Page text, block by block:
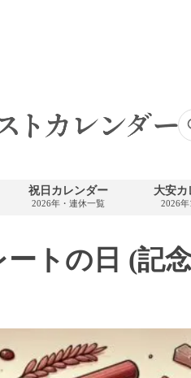
祝日カレンダー
2026年・連休一覧
大安カ
2026年
トの日 (記